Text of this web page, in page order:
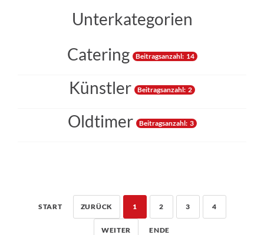
Unterkategorien
Catering
Beitragsanzahl: 14
Künstler Beitragsanzahl: 2
Oldtimer Beitragsanzahl: 3
START ZURÜCK 1 2 3 4
WEITER ENDE